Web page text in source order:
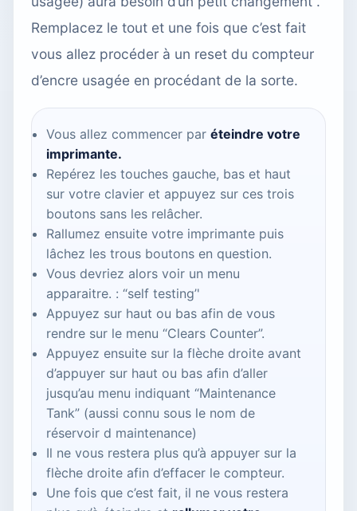
Remplacez le tout et une fois que c’est fait
vous allez procéder à un reset du compteur
d’encre usagée en procédant de la sorte.
Vous allez commencer par éteindre votre
imprimante.
Repérez les touches gauche, bas et haut
sur votre clavier et appuyez sur ces trois
boutons sans les relâcher.
Rallumez ensuite votre imprimante puis
lâchez les trous boutons en question.
Vous devriez alors voir un menu
apparaitre. : “self testing’'
Appuyez sur haut ou bas afin de vous
rendre sur le menu “Clears Counter”.
Appuyez ensuite sur la flèche droite avant
d’appuyer sur haut ou bas afin d’aller
jusqu’au menu indiquant “Maintenance
Tank” (aussi connu sous le nom de
réservoir d maintenance)
Il ne vous restera plus qu’à appuyer sur la
flèche droite afin d’effacer le compteur.
Une fois que c’est fait, il ne vous restera